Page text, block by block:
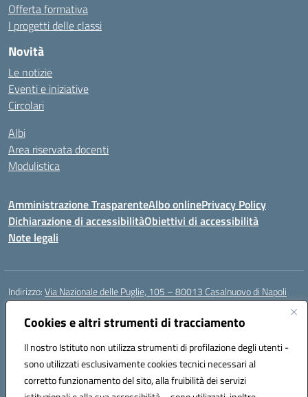
Cookies e altri strumenti di tracciamento
Il nostro Istituto non utilizza strumenti di profilazione degli utenti -
sono utilizzati esclusivamente cookies tecnici necessari al
corretto funzionamento del sito, alla fruibilità dei servizi
Offerta formativa
I progetti delle classi
Novità
Le notizie
Eventi e iniziative
Circolari
Albi
Area riservata docenti
Modulistica
Amministrazione TrasparenteAlbo onlinePrivacy Policy
Dichiarazione di accessibilitàObiettivi di accessibilità
Note legali
Indirizzo:Via Nazionale delle Puglie, 105 – 80013 Casalnuovo di Napoli
Centralino:
Email:naee32300a@istruzione.it
Codice fiscale: 93007720639
Codice meccanografico:
NAEE32300A
Codice unico di fatturazione (CUF): UFDMFG